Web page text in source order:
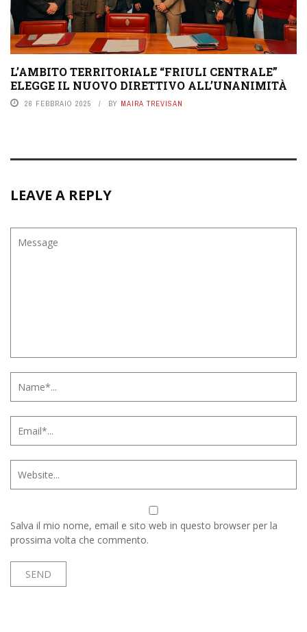
L’AMBITO TERRITORIALE “FRIULI CENTRALE”
ELEGGE IL NUOVO DIRETTIVO ALL’UNANIMITÀ
26 FEBBRAIO 2025 BY MAIRA TREVISAN
LEAVE A REPLY
Salva il mio nome, email e sito web in questo browser per la
prossima volta che commento.